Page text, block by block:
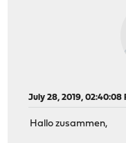
July 28, 2019, 02:40:08
Hallo zusammen,